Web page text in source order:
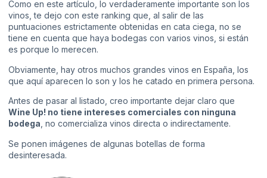
Como en este artículo, lo verdaderamente importante son los
vinos, te dejo con este ranking que, al salir de las
puntuaciones estrictamente obtenidas en cata ciega, no se
tiene en cuenta que haya bodegas con varios vinos, si están
es porque lo merecen.
Obviamente, hay otros muchos grandes vinos en España, los
que aquí aparecen lo son y los he catado en primera persona.
Antes de pasar al listado, creo importante dejar claro que
Wine Up! no tiene intereses comerciales con ninguna
bodega , no comercializa vinos directa o indirectamente.
Se ponen imágenes de algunas botellas de forma
desinteresada.